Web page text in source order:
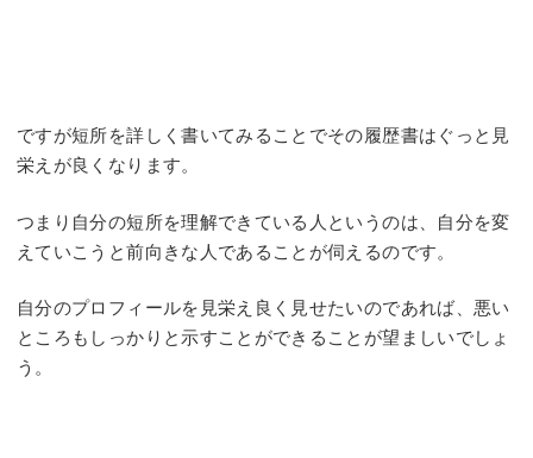
ですが短所を詳しく書いてみることでその履歴書はぐっと見
栄えが良くなります。
つまり自分の短所を理解できている人というのは、自分を変
えていこうと前向きな人であることが伺えるのです。
自分のプロフィールを見栄え良く見せたいのであれば、悪い
ところもしっかりと示すことができることが望ましいでしょ
う。